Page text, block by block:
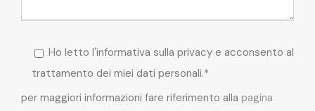
Ho letto l'informativa sulla privacy e acconsento al
trattamento dei miei dati personali.*
per maggiori informazioni fare riferimento alla pagina